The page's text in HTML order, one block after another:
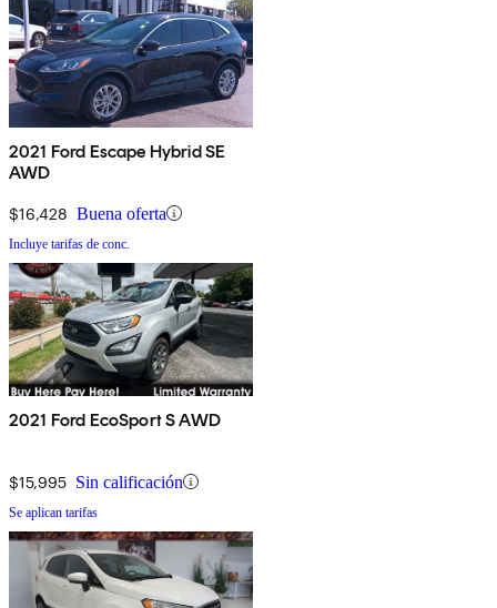
2021 Ford Escape Hybrid SE
AWD
$16,428 Buena oferta
Incluye tarifas de conc.
2021 Ford EcoSport S AWD
$15,995 Sin calificación
Se aplican tarifas